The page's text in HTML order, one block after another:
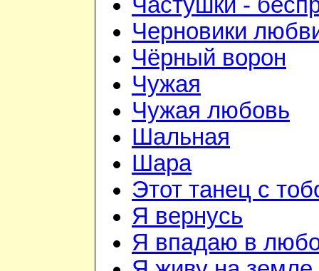
Частушки -
Черновики
Чёрный ворон
Чужая
Чужая любовь
Шальная
Шара
Этот танец с
Я вернусь
Я впадаю в